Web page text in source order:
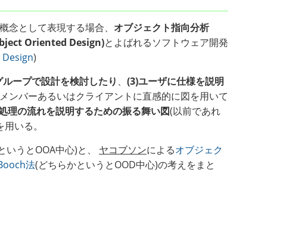
として表現する場合、 オブジェクト指向分析
Oriented Design)とよばれるソフトウェア開発
)
ループで設計を検討したり 、 (3)ユーザに仕様を説明
ンバーあるいはクライアントに直感的に図を用いて
理の流れを説明するための振る舞い図(以前であれ
用いる。
うとOOA中心)と、 ヤコブソンによるオブジェク
法(どちらかというとOOD中心)の考えをまと